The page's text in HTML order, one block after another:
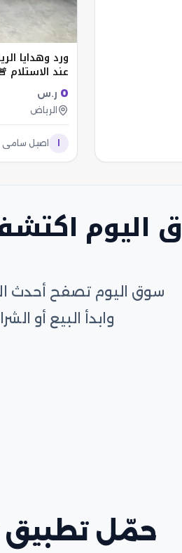
ورد وهدايا
عند الاستلام
0 ر.س
الرياض
اصيل سامي
اليوم
سوق اليوم تصفح أحدث
وابدأ البيع أو
حمّل تطبيق